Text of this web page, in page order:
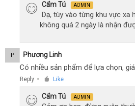
Cẩm Tú ADMIN
Dạ, tùy vào từng khu vực xa
không quá 2 ngày là nhận
P Phương Linh
Có nhiều sản phẩm để lựa chọn,
Reply ● Like
Cẩm Tú ADMIN